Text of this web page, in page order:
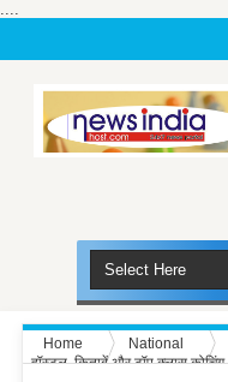
....
Home National
हॉस्टल, किताबें और टॉप क्लास कोचिंग